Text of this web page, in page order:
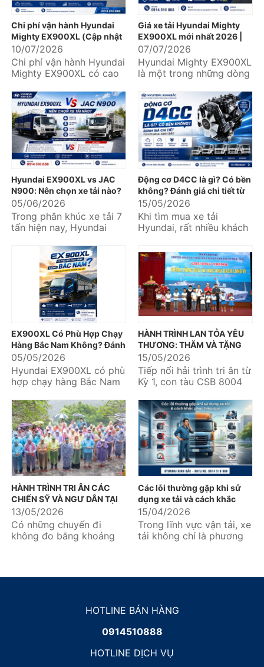
Chi phí vận hành Hyundai
Mighty EX900XL (Cập nhật
chi tiết từ A-Z)
10/07/2026
Chi phí vận hành Hyundai
Mighty EX900XL có cao
bao nhiêu cho nhiên liệu,
bảo dưỡng,...
Giá xe tải Hyundai Mighty
EX900XL mới nhất 2026 |
Ưu đãi lớn, hỗ trợ trả góp lên
đến 85%
07/07/2026
Hyundai Mighty EX900XL
là một trong những dòng
doanh nghiệp vận tải,
logistics và...
Hyundai EX900XL vs JAC
N900: Nên chọn xe tải nào?
05/06/2026
Trong phân khúc xe tải 7
tấn hiện nay, Hyundai
hai mẫu xe được nhiều
khách hàng quan...
Động cơ D4CC là gì? Có bền
không? Đánh giá chi tiết từ
Hyundai Kinh Bắc
15/05/2026
Khi tìm mua xe tải
Hyundai, rất nhiều khách
cơ D4CC bởi đây là dòng
động cơ...
EX900XL Có Phù Hợp Chạy
Hàng Bắc Nam Không? Đánh
Giá Chi Tiết Từ Hyundai Kinh
Bắc
05/05/2026
Hyundai EX900XL có phù
hợp chạy hàng Bắc Nam
nhiều khách hàng vận tải
quan tâm...
HÀNH TRÌNH LAN TỎA YÊU
THƯƠNG: THĂM VÀ TẶNG
QUÀ CÁC CHÁU HỌC SINH
VƯỢT KHÓ NƠI BIỂN ĐẢO
15/05/2026
Tiếp nối hải trình tri ân từ
Kỳ 1, con tàu CSB 8004
công tác do Thiếu
tướng...
HÀNH TRÌNH TRI ÂN CÁC
CHIẾN SỸ VÀ NGƯ DÂN TẠI
ĐẢO HÒN MÊ – ĐẢO BẠCH
LONG VỸ - ĐẢO CÔ TÔ
13/05/2026
Có những chuyến đi
không đo bằng khoảng
Các lỗi thường gặp khi sử
dụng xe tải và cách khắc
phục hiệu quả
15/04/2026
Trong lĩnh vực vận tải, xe
tải không chỉ là phương
HOTLINE BÁN HÀNG
0914510888
HOTLINE DỊCH VỤ